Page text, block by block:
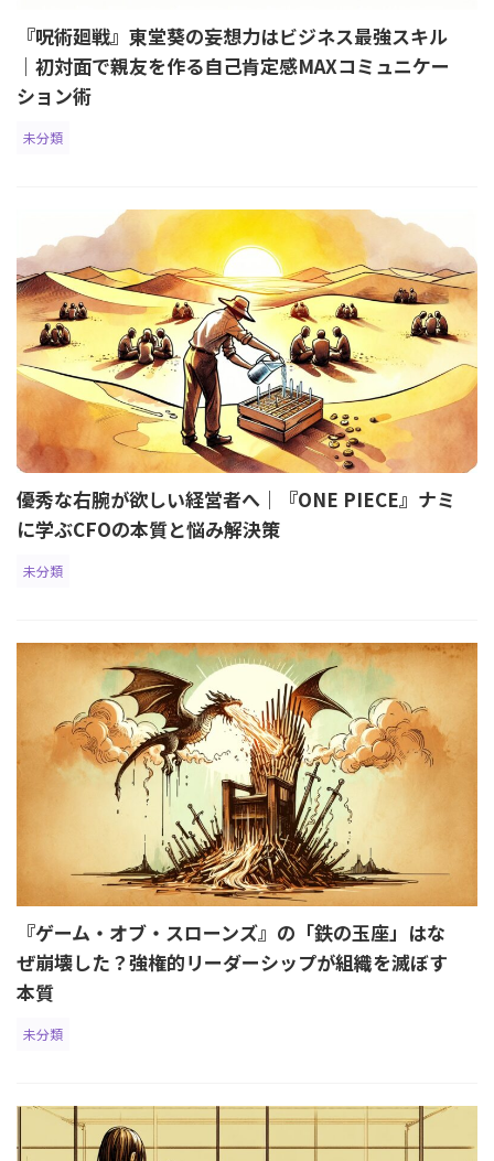
『呪術廻戦』東堂葵の妄想力はビジネス最強スキル
｜初対面で親友を作る自己肯定感MAXコミュニケー
ション術
未分類
優秀な右腕が欲しい経営者へ｜『ONE PIECE』ナミ
に学ぶCFOの本質と悩み解決策
未分類
『ゲーム・オブ・スローンズ』の「鉄の玉座」はな
ぜ崩壊した？強権的リーダーシップが組織を滅ぼす
本質
未分類